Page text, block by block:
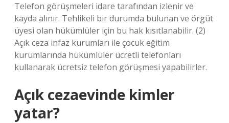
Telefon görüşmeleri idare tarafından izlenir ve
kayda alınır. Tehlikeli bir durumda bulunan ve örgüt
üyesi olan hükümlüler için bu hak kısıtlanabilir. (2)
Açık ceza infaz kurumları ile çocuk eğitim
kurumlarında hükümlüler ücretli telefonları
kullanarak ücretsiz telefon görüşmesi yapabilirler.
Açık cezaevinde kimler
yatar?